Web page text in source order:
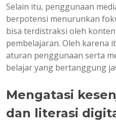
Selain itu, penggunaan
berpotensi menurunkan
bisa terdistraksi oleh
pembelajaran. Oleh karena
aturan penggunaan serta
belajar yang bertanggung
Mengatasi
dan literasi